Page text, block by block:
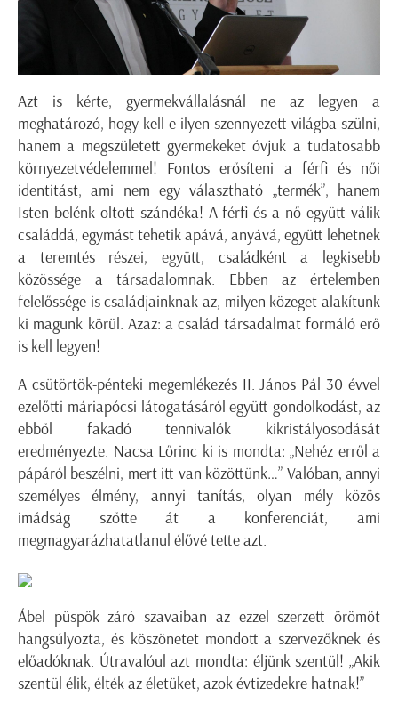
Azt is kérte, gyermekvállalásnál ne az legyen a
meghatározó, hogy kell-e ilyen szennyezett világba szülni,
hanem a megszületett gyermekeket óvjuk a tudatosabb
környezetvédelemmel! Fontos erősíteni a férfi és női
identitást, ami nem egy választható „termék”, hanem
Isten belénk oltott szándéka! A férfi és a nő együtt válik
családdá, egymást tehetik apává, anyává, együtt lehetnek
a teremtés részei, együtt, családként a legkisebb
közössége a társadalomnak. Ebben az értelemben
felelőssége is családjainknak az, milyen közeget alakítunk
ki magunk körül. Azaz: a család társadalmat formáló erő
is kell legyen!
A csütörtök-pénteki megemlékezés II. János Pál 30 évvel
ezelőtti máriapócsi látogatásáról együtt gondolkodást, az
ebből fakadó tennivalók kikristályosodását
eredményezte. Nacsa Lőrinc ki is mondta: „Nehéz erről a
pápáról beszélni, mert itt van közöttünk…” Valóban, annyi
személyes élmény, annyi tanítás, olyan mély közös
imádság szőtte át a konferenciát, ami
megmagyarázhatatlanul élővé tette azt.
Ábel püspök záró szavaiban az ezzel szerzett örömöt
hangsúlyozta, és köszönetet mondott a szervezőknek és
előadóknak. Útravalóul azt mondta: éljünk szentül! „Akik
szentül élik, élték az életüket, azok évtizedekre hatnak!”